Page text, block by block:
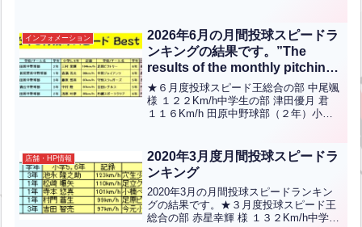
トは2月23日（月祝）までのイベントと
なっておりますの...全文はクリック
インフォメーション
2026年6月の月間投球スピードラ
ンキングの結果です。”The
results of the monthly pitching
speed ranking for June 2026
are as follows.”【ENG CHT
KOR JPN】
★６月度投球スピード王総合の部 中尾颯
様 １２２Km/h中学生の部 津田優月 君
１１６Km/h 田原中野球部（２年）小学5-
嶋宥人 君 ８７Kｍ/ｈ 田原...全文はクリ
ック
店舗・HP情報
2020年3月度月間投球スピードラ
ンキング
2020年3月の月間投球スピードランキン
グの結果です。★３月度投球スピード王
総合の部 赤星幸輝 様 １３２Km/h中学生